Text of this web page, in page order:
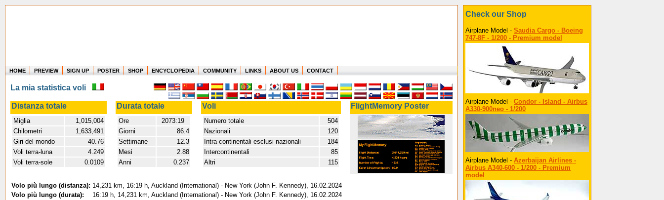
Where in the world have you flown?
How long have you been in the air?
Create your own FlightMemory and see!
HOME PREVIEW SIGN UP POSTER SHOP ENCYCLOPEDIA COMMUNITY LINKS ABOUT US CONTACT
La mia statistica voli
Distanza totale Durata totale Voli FlightMemory Poster
Miglia
1,015,004
Chilometri
1,633,491
Giri del mondo
40.76
Voli terra-luna
4.249
Voli terra-sole
0.0109
Ore
2073:19
Giorni
86.4
Settimane
12.3
Mesi
2.88
Anni
0.237
Numero totale
504
Nazionali
120
Intra-continentali esclusi nazionali
184
Intercontinentali
85
Altri
115
Volo più lungo (distanza): 14,231 km, 16:19 h, Auckland (International) - New York (John F. Kennedy), 16.02.2024
Volo più lungo (durata):
16:19 h, 14,231 km, Auckland (International) - New York (John F. Kennedy), 16.02.2024
Check our Shop
Airplane Model - Saudia Cargo - Boeing
747-8F - 1/200 - Premium model
Airplane Model - Condor - Island - Airbus
A330-900neo - 1/200
Airplane Model - Azerbaijan Airlines -
Airbus A340-600 - 1/200 - Premium
model